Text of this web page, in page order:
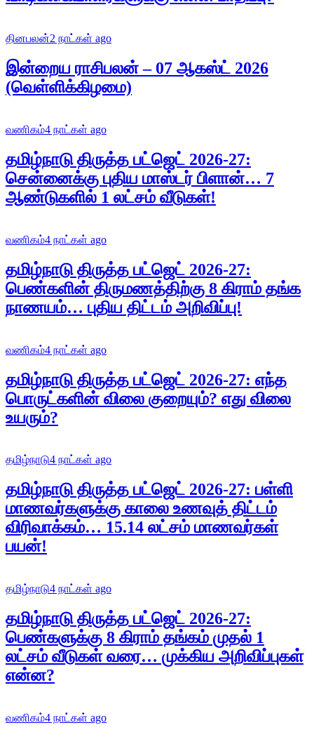
தினபலன்2 நாட்கள் ago
இன்றைய ராசிபலன் – 07 ஆகஸ்ட் 2026
(வெள்ளிக்கிழமை)
வணிகம்4 நாட்கள் ago
தமிழ்நாடு திருத்த பட்ஜெட் 2026-27:
சென்னைக்கு புதிய மாஸ்டர் பிளான்… 7
ஆண்டுகளில் 1 லட்சம் வீடுகள்!
வணிகம்4 நாட்கள் ago
தமிழ்நாடு திருத்த பட்ஜெட் 2026-27:
பெண்களின் திருமணத்திற்கு 8 கிராம் தங்க
நாணயம்… புதிய திட்டம் அறிவிப்பு!
வணிகம்4 நாட்கள் ago
தமிழ்நாடு திருத்த பட்ஜெட் 2026-27: எந்த
பொருட்களின் விலை குறையும்? எது விலை
உயரும்?
தமிழ்நாடு4 நாட்கள் ago
தமிழ்நாடு திருத்த பட்ஜெட் 2026-27: பள்ளி
மாணவர்களுக்கு காலை உணவுத் திட்டம்
விரிவாக்கம்… 15.14 லட்சம் மாணவர்கள்
பயன்!
தமிழ்நாடு4 நாட்கள் ago
தமிழ்நாடு திருத்த பட்ஜெட் 2026-27:
பெண்களுக்கு 8 கிராம் தங்கம் முதல் 1
லட்சம் வீடுகள் வரை… முக்கிய அறிவிப்புகள்
என்ன?
வணிகம்4 நாட்கள் ago